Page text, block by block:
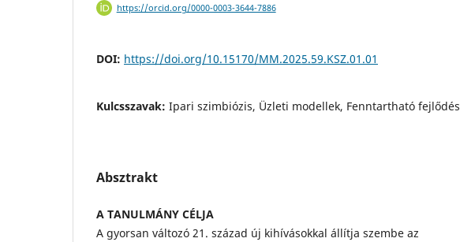
https://orcid.org/0000-0003-3644-7886
DOI: https://doi.org/10.15170/MM.2025.59.KSZ.01.01
Kulcsszavak: Ipari szimbiózis, Üzleti modellek, Fenntartható fejlődés
Absztrakt
A TANULMÁNY CÉLJA
A gyorsan változó 21. század új kihívásokkal állítja szembe az